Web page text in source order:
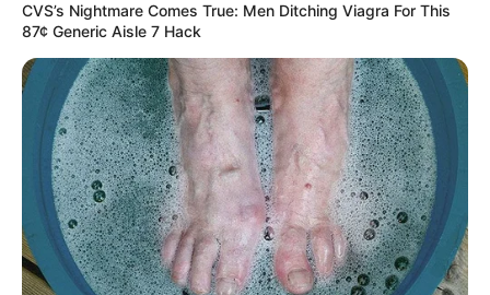
CVS’s Nightmare Comes True: Men Ditching Viagra For This
87¢ Generic Aisle 7 Hack